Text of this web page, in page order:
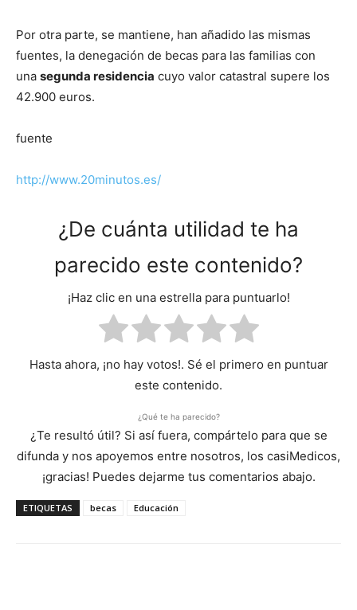
Por otra parte, se mantiene, han añadido las mismas
fuentes, la denegación de becas para las familias con
una segunda residencia cuyo valor catastral supere los
42.900 euros.
fuente
http://www.20minutos.es/
¿De cuánta utilidad te ha
parecido este contenido?
¡Haz clic en una estrella para puntuarlo!
Hasta ahora, ¡no hay votos!. Sé el primero en puntuar
este contenido.
¿Qué te ha parecido?
¿Te resultó útil? Si así fuera, compártelo para que se
difunda y nos apoyemos entre nosotros, los casiMedicos,
¡gracias! Puedes dejarme tus comentarios abajo.
ETIQUETAS becas Educación